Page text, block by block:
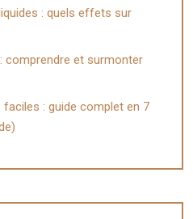
: quels effets sur
comprendre et surmonter
: guide complet en 7